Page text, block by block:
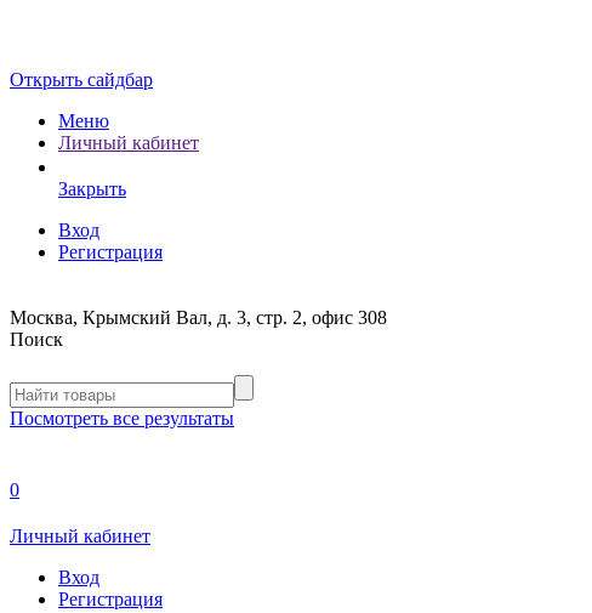
Открыть сайдбар
Меню
Личный кабинет
Закрыть
Вход
Регистрация
Москва, Крымский Вал, д. 3, стр. 2, офис 308
Поиск
Посмотреть все результаты
0
Личный кабинет
Вход
Регистрация